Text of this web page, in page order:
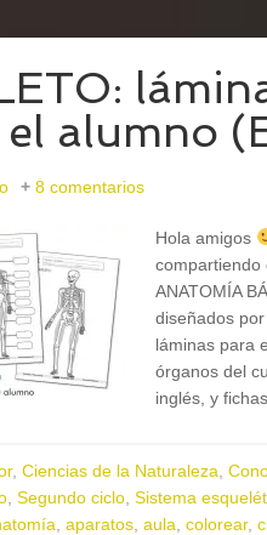
alumno
8 comentarios
Hola amigos
compartiendo
ANATOMÍA
diseñados
láminas para
órganos del
inglés, y
, Ciencias de la Naturaleza
Segundo ciclo Sistema
aparatos aula colorear,